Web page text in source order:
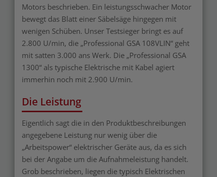
Motors beschrieben. Ein leistungsschwacher Motor
bewegt das Blatt einer Säbelsäge hingegen mit
wenigen Schüben. Unser Testsieger bringt es auf
2.800 U/min, die „Professional GSA 108VLIN“ geht
mit satten 3.000 ans Werk. Die „Professional GSA
1300“ als typische Elektrische mit Kabel agiert
immerhin noch mit 2.900 U/min.
Die Leistung
Eigentlich sagt die in den Produktbeschreibungen
angegebene Leistung nur wenig über die
„Arbeitspower“ elektrischer Geräte aus, da es sich
bei der Angabe um die Aufnahmeleistung handelt.
Grob beschrieben, liegen die typisch Elektrischen